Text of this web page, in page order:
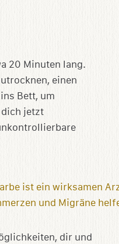
20 Minuten lang.
einen
Bett, um
dich jetzt
dir und